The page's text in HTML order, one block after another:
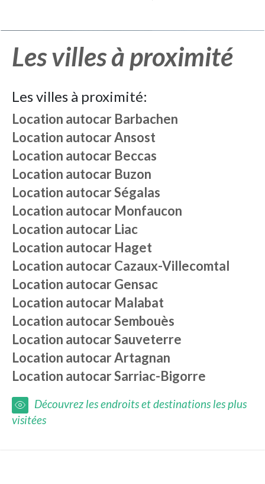
Les villes à proximité
Les villes à proximité:
Location autocar Barbachen
Location autocarAnsost
Location autocar Beccas
Location autocar Buzon
Location autocarSégalas
Location autocar Monfaucon
Location autocar Liac
Location autocar Haget
Location autocarCazaux-Villecomtal
Location autocarGensac
Location autocar Malabat
Location autocarSembouès
Location autocarSauveterre
Location autocarArtagnan
Location autocarSarriac-Bigorre
Découvrez les endroits et destinations les plus
visitées